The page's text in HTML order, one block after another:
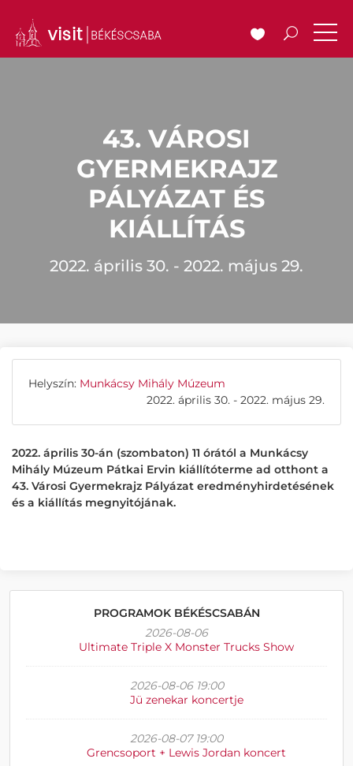
43. VÁROSI
GYERMEKRAJZ
PÁLYÁZAT ÉS
KIÁLLÍTÁS
2022. április 30. - 2022. május 29.
Helyszín: Munkácsy Mihály Múzeum
2022. április 30. - 2022. május 29.
2022. április 30-án (szombaton) 11 órától a Munkácsy
Mihály Múzeum Pátkai Ervin kiállítóterme ad otthont a
43. Városi Gyermekrajz Pályázat eredményhirdetésének
és a kiállítás megnyitójának.
PROGRAMOK BÉKÉSCSABÁN
2026-08-06
Ultimate Triple X Monster Trucks Show
2026-08-06 19:00
Jü zenekar koncertje
2026-08-07 19:00
Grencsoport + Lewis Jordan koncert